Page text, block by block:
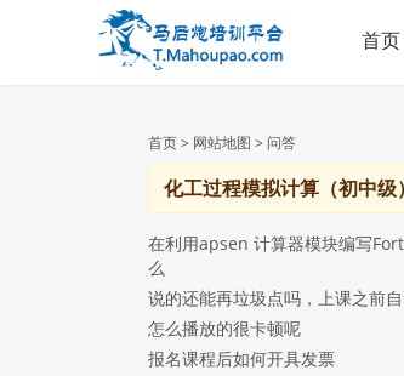
首页
首页> 网站地图 > 问答
化工过程模拟计算（初中级
在利用apsen 计算器模块编写
么
说的还能再垃圾点吗，上课之前
怎么播放的很卡顿呢
报名课程后如何开具发票